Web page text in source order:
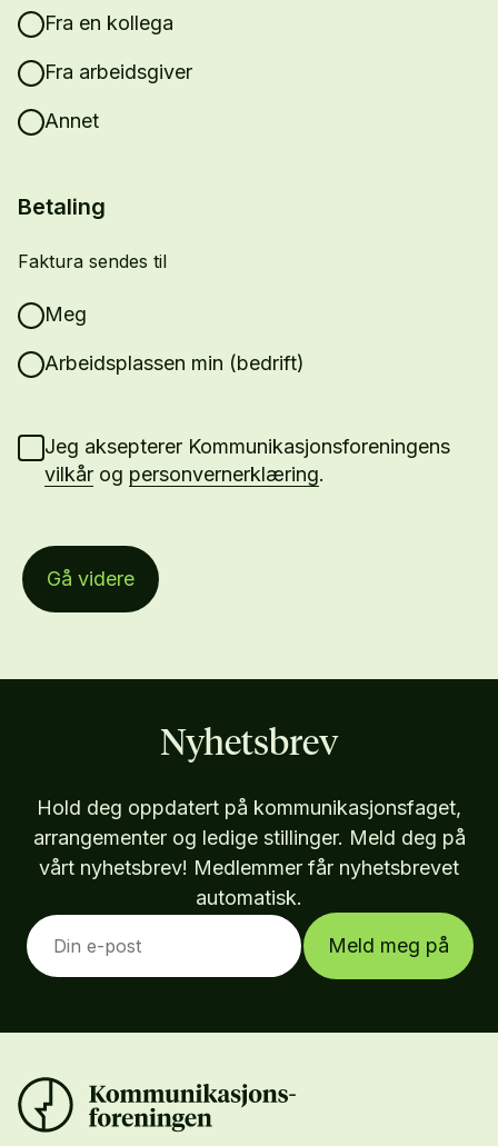
Fra en kollega
Fra arbeidsgiver
Annet
Betaling
Faktura sendes til
Meg
Arbeidsplassen min (bedrift)
Jeg aksepterer Kommunikasjonsforeningens
vilkår og personvernerklæring.
Gå videre
Nyhetsbrev
Hold deg oppdatert på kommunikasjonsfaget,
arrangementer og ledige stillinger. Meld deg på
vårt nyhetsbrev! Medlemmer får nyhetsbrevet
automatisk.
Meld meg på